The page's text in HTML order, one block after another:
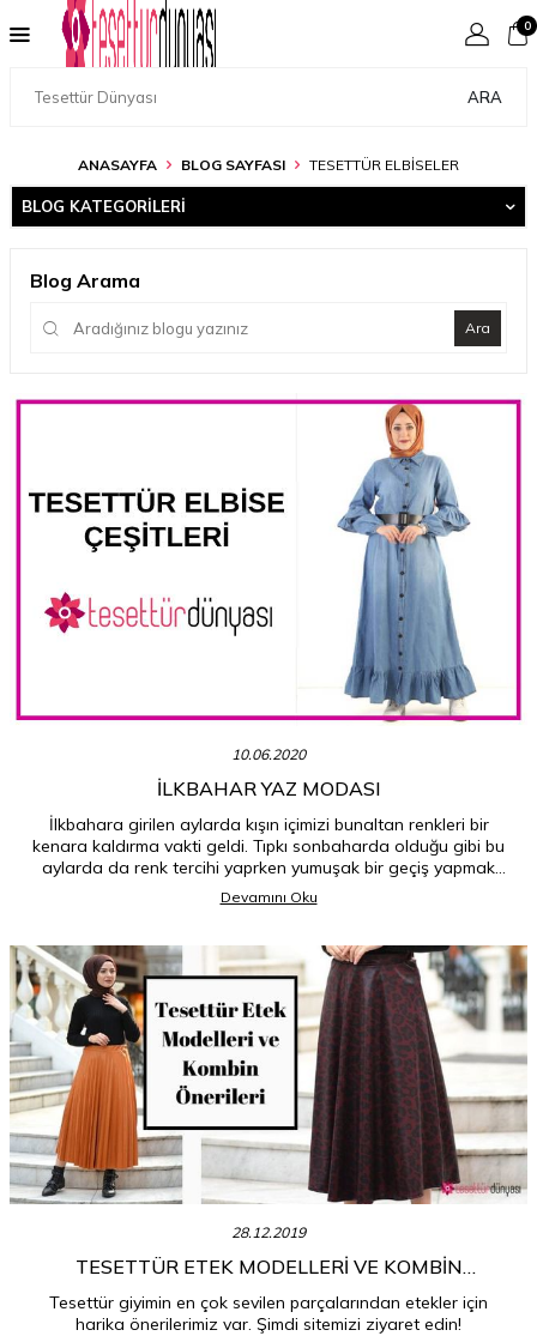
ARA
0
ANASAYFA BLOG SAYFASI TESETTÜR ELBISELER
BLOG KATEGORILERI
Blog Arama
Ara
10.06.2020
İLKBAHAR YAZ MODASI
İlkbahara girilen aylarda kışın içimizi bunaltan renkleri bir
kenara kaldırma vakti geldi. Tıpkı sonbaharda olduğu gibi bu
aylarda da renk tercihi yaprken yumuşak bir geçiş yapmak
mümkün. Bunu yaparken sonbahar aylarında daha koyu
renklere doğru bir seçim yapmak doğru iken ilkbahar
yapmak doğru olacaktır.
Devamını Oku
28.12.2019
TESETTÜR ETEK MODELLERI VE KOMBIN
ÖNERILERI
Tesettür giyimin en çok sevilen parçalarından etekler için
harika önerilerimiz var. Şimdi sitemizi ziyaret edin!